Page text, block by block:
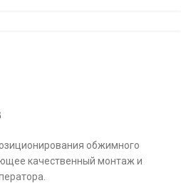
обжимного
качественный монтаж и